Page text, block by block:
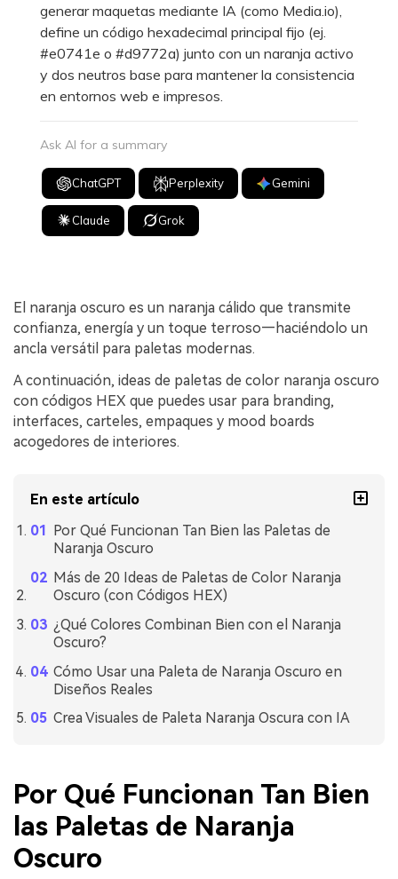
generar maquetas mediante IA (como Media.io),
define un código hexadecimal principal fijo (ej.
#e0741e o #d9772a) junto con un naranja activo
y dos neutros base para mantener la consistencia
en entornos web e impresos.
Ask AI for a summary
ChatGPT Perplexity Gemini
Claude Grok
El naranja oscuro es un naranja cálido que transmite
confianza, energía y un toque terroso—haciéndolo un
ancla versátil para paletas modernas.
A continuación, ideas de paletas de color naranja oscuro
con códigos HEX que puedes usar para branding,
interfaces, carteles, empaques y mood boards
acogedores de interiores.
En este artículo
Por Qué Funcionan Tan Bien las Paletas de
Naranja Oscuro
Más de 20 Ideas de Paletas de Color Naranja
Oscuro (con Códigos HEX)
¿Qué Colores Combinan Bien con el Naranja
Oscuro?
Cómo Usar una Paleta de Naranja Oscuro en
Diseños Reales
Crea Visuales de Paleta Naranja Oscura con IA
Por Qué Funcionan Tan Bien
las Paletas de Naranja
Oscuro